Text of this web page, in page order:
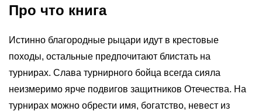
Про что книга
Истинно благородные рыцари идут в крестовые
походы, остальные предпочитают блистать на
турнирах. Слава турнирного бойца всегда сияла
неизмеримо ярче подвигов защитников Отечества. На
турнирах можно обрести имя, богатство, невест из